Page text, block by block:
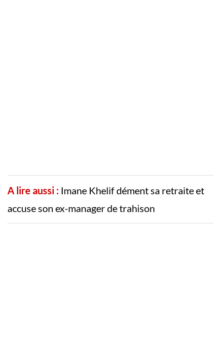
A lire aussi : Imane Khelif dément sa retraite et
accuse son ex-manager de trahison